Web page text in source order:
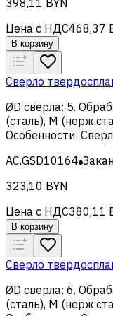
Цена с НДС468,37
В корзину
Сверло
ØD сверла: 5.
(сталь), M
Особенности:
AC.GSD10164
323,10 BYN
Цена с НДС380,11
В корзину
Сверло
ØD сверла: 6.
(сталь), M